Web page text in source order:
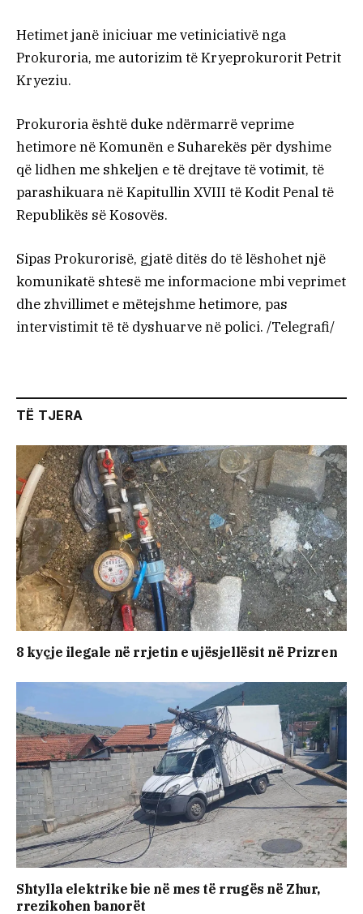
Hetimet janë iniciuar me vetiniciativë nga
Prokuroria, me autorizim të Kryeprokurorit Petrit
Kryeziu.
Prokuroria është duke ndërmarrë veprime
hetimore në Komunën e Suharekës për dyshime
që lidhen me shkeljen e të drejtave të votimit, të
parashikuara në Kapitullin XVIII të Kodit Penal të
Republikës së Kosovës.
Sipas Prokurorisë, gjatë ditës do të lëshohet një
komunikatë shtesë me informacione mbi veprimet
dhe zhvillimet e mëtejshme hetimore, pas
intervistimit të të dyshuarve në polici. /Telegrafi/
TË TJERA
8 kyçje ilegale në rrjetin e ujësjellësit në Prizren
Shtylla elektrike bie në mes të rrugës në Zhur,
rrezikohen banorët